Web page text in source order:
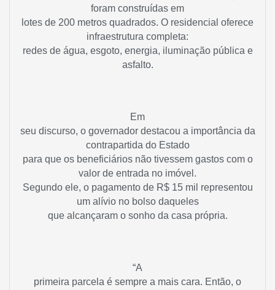
foram construídas em
lotes de 200 metros quadrados. O residencial oferece
infraestrutura completa:
redes de água, esgoto, energia, iluminação pública e
asfalto.
Em
seu discurso, o governador destacou a importância da
contrapartida do Estado
para que os beneficiários não tivessem gastos com o
valor de entrada no imóvel.
Segundo ele, o pagamento de R$ 15 mil representou
um alívio no bolso daqueles
que alcançaram o sonho da casa própria.
“A
primeira parcela é sempre a mais cara. Então, o